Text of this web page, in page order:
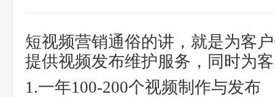
短视频营销通俗的讲，就是为客
提供视频发布维护服务，同时为
1.一年100-200个视频制作与发布